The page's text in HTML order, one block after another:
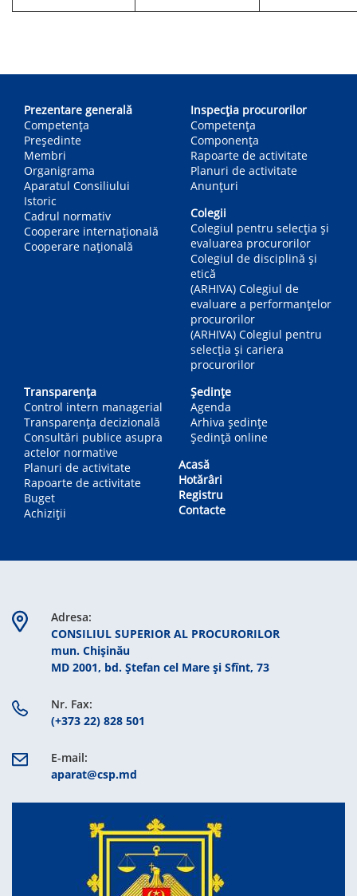
navigation
Prezentare generală
Competența
Președinte
Membri
Organigrama
Aparatul Consiliului
Istoric
Cadrul normativ
Cooperare internațională
Cooperare națională
Inspecția procurorilor
Competenţa
Componența
Rapoarte de activitate
Planuri de activitate
Anunțuri
Colegii
Colegiul pentru selecția și
evaluarea procurorilor
Colegiul de disciplină și
etică
(ARHIVA) Colegiul de
evaluare a performanțelor
procurorilor
(ARHIVA) Colegiul pentru
selecția și cariera
procurorilor
Transparența
Control intern managerial
Transparența decizională
Consultări publice asupra
actelor normative
Planuri de activitate
Rapoarte de activitate
Buget
Achiziții
Ședințe
Agenda
Arhiva ședințe
Ședință online
Acasă
Hotărâri
Registru
Contacte
Adresa:
CONSILIUL SUPERIOR AL PROCURORILOR
mun. Chişinău
MD 2001, bd. Ștefan cel Mare şi Sfînt, 73
Nr. Fax:
(+373 22) 828 501
E-mail:
aparat@csp.md